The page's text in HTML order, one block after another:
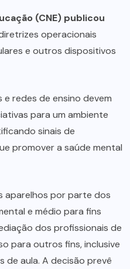
(CNE) publicou
operacionais
e outros dispositivos
redes de ensino devem
para um ambiente
sinais de
promover a saúde mental
aparelhos por parte dos
e médio para fins
dos profissionais de
para outros fins, inclusive
de aula. A decisão prevê